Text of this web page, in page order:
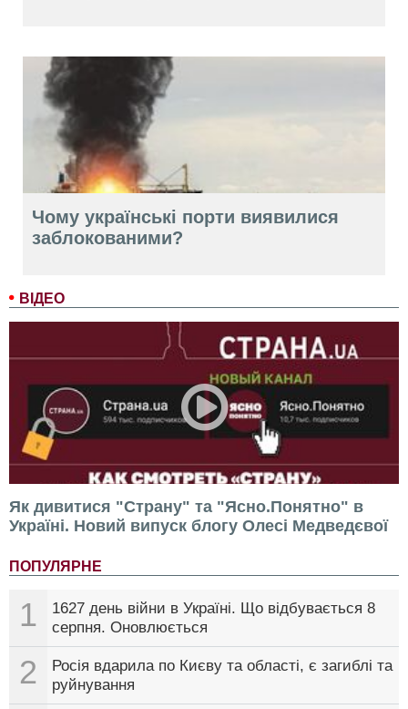
ВІДЕО
Як дивитися "Страну" та "Ясно.Понятно" в
Україні. Новий випуск блогу Олесі Медведєвої
ПОПУЛЯРНЕ
1
1627 день війни в Україні. Що відбувається 8
серпня. Оновлюється
2
Росія вдарила по Києву та області, є загиблі та
руйнування
Чому українські порти виявилися
заблокованими?